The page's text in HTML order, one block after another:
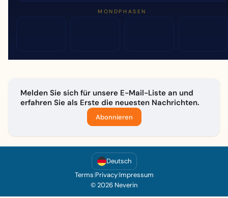
MONDPHASEN
Melden Sie sich für unsere E-Mail-Liste an und
erfahren Sie als Erste die neuesten Nachrichten.
Abonnieren
Deutsch
Terms|Privacy|Impressum
© 2026 Neverin